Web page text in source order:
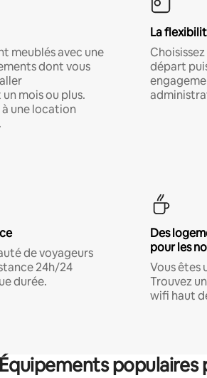
meublés avec une
dont vous
mois ou plus.
une location
La
départ
de voyageurs
24h/24
durée.
Des
pour les
Vous êtes
Trouvez
wifi haut
Équipements